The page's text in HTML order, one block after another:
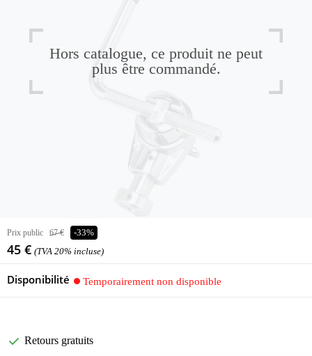
Hors catalogue, ce produit ne peut
plus être commandé.
Prix public 67 € -33%
45 € (TVA 20% incluse)
Disponibilité Temporairement non disponible
Retours gratuits